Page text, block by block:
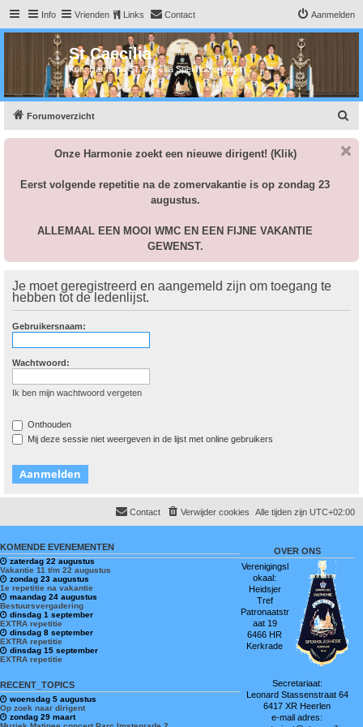
Info Vrienden Links Contact Aanmelden
St Caecilia
Kon. Harmonie St. Caecilia Spekholzerheide
Forumoverzicht
e
Onze Harmonie zoekt een nieuwe dirigent! (Klik)
Eerst volgende repetitie na de zomervakantie is op zondag 23
augustus.
ALLEMAAL EEN MOOI WMC EN EEN FIJNE VAKANTIE
GEWENST.
Je moet geregistreerd en aangemeld zijn om toegang te
hebben tot de ledenlijst.
Gebruikersnaam:
Wachtwoord:
Ik ben mijn wachtwoord vergeten
Onthouden
Mij deze sessie niet weergeven in de lijst met online gebruikers
Alle tijden zijn UTC+02:00
Verwijder cookies
Contact
KOMENDE EVENEMENTEN
zaterdag 22 augustus
Vakantie 11 t/m 22 augustus
zondag 23 augustus
1e repetitie na vakantie
maandag 24 augustus
Bestuursvergadering
dinsdag 1 september
EXTRA repetitie
dinsdag 8 september
EXTRA repetitie
dinsdag 15 september
EXTRA repetitie
RECENT_TOPICS
woensdag 5 augustus
Op zoek naar dirigent
zondag 29 maart
OVER ONS
Verenigingsl
okaal:
Heidsjer
Tref
Patronaatstr
aat 19
6466 HR
Kerkrade
Secretariaat:
Leonard Stassenstraat 64
6417 XR Heerlen
e-mail adres: